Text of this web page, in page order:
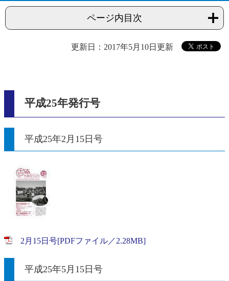
ページ内目次
更新日：2017年5月10日更新
平成25年発行号
平成25年2月15日号
2月15日号[PDFファイル／2.28MB]
平成25年5月15日号